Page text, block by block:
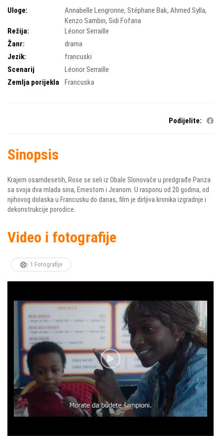
Uloge: Annabelle Lengronne,Stéphane Bak,Ahmed Sylla,
Kenzo Sambin,Sidi Fofana
Režija:
Léonor Serraille
Žanr:
drama
Jezik:
francuski
Scenarij
Léonor Serraille
Zemlja porijekla
Francuska
Podijelite:
Sinopsis
Krajem osamdesetih, Rose se seli iz Obale Slonovače u predgrađe Pariza
sa svoja dva mlada sina, Ernestom i Jeanom. U rasponu od 20 godina, od
njihovog dolaska u Francusku do danas, film je dirljiva kronika izgradnje i
dekonstrukcije porodice.
Video i fotografije
1 Fotografije